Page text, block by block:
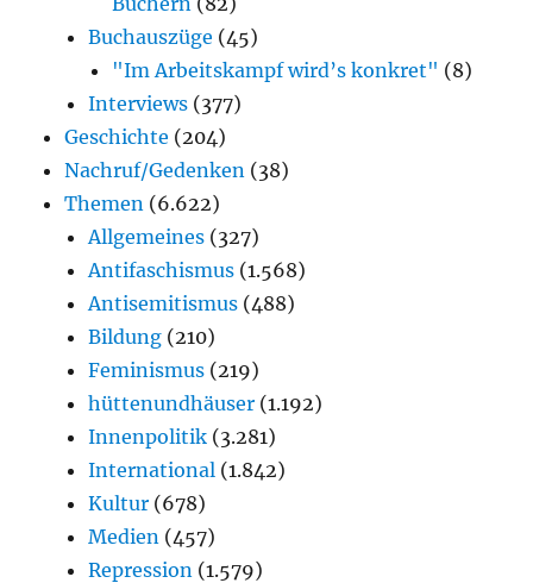
Buchauszüge (45)
"Im Arbeitskampf wird’s konkret" (8)
Interviews (377)
Geschichte (204)
Nachruf/Gedenken (38)
Themen (6.622)
Allgemeines (327)
Antifaschismus (1.568)
Antisemitismus (488)
Bildung (210)
Feminismus (219)
hüttenundhäuser (1.192)
Innenpolitik (3.281)
International (1.842)
Kultur (678)
Medien (457)
Repression (1.579)